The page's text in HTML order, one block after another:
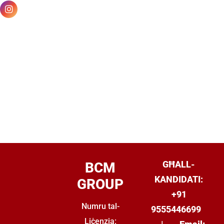
BCM
GROUP
Numru tal-
Liċenzja:
GĦALL-
KANDIDATI:
+91
9555446699